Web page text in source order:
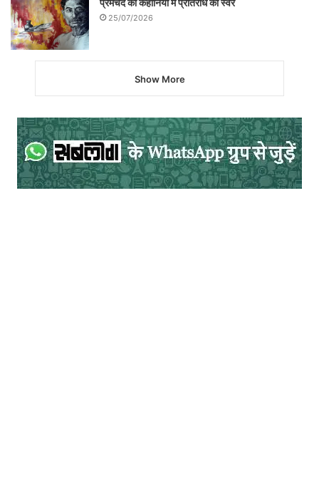
प्रेमचंद की कहानियों में प्रतिरोध का स्वर
25/07/2026
Show More